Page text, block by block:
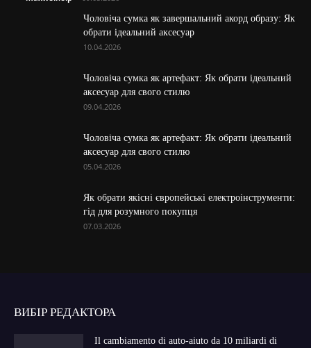
Чоловіча сумка як завершальний акорд образу: Як
обрати ідеальний аксесуар
10.04.2026
Чоловіча сумка як артефакт: Як обрати ідеальний
аксесуар для свого стилю
09.04.2026
Чоловіча сумка як артефакт: Як обрати ідеальний
аксесуар для свого стилю
05.04.2026
Як обрати якісні європейські електроінструменти:
гід для розумного покупця
07.03.2026
ВИБІР РЕДАКТОРА
Il cambiamento di auto-aiuto da 10 miliardi di